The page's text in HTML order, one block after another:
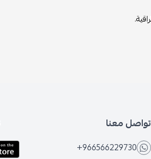
تواصل معنا
+966566229730